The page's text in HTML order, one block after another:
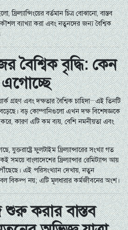
ফ্রিল্যান্সিংয়ের বর্তমান চিত্র বোঝানো, বাস্তব
ব্যাখ্যা করা এবং নতুনদের জন্য বৈশ্বিক
বৈশ্বিক বৃদ্ধি: কেন
গ্রহণ এবং দক্ষতার বৈশ্বিক চাহিদা—এই তিনটি
বেড়েছে। বড় কোম্পানিগুলো এখন দক্ষ বিশেষজ্ঞকে
কারণ এটি কম ব্যয়, বেশি নমনীয়তা এবং
যুক্তরাষ্ট্রে ফুলটাইম ফ্রিল্যান্সারের সংখ্যা গত
বাংলাদেশের ফ্রিল্যান্সার রেমিট্যান্স আয়
এই পরিসংখ্যান দেখায়, নতুন
বিকল্প নয়; এটি মূলধারার কর্মজীবনের অংশ।
শুরু করার বাস্তব